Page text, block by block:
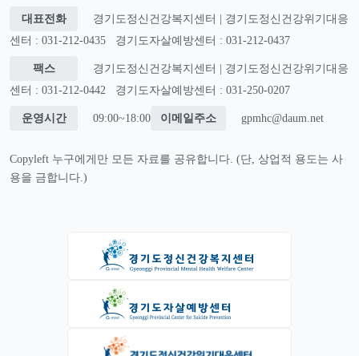
대표전화
경기도정신건강복지센터 | 경기도정신건강위기대응
센터 : 031-212-0435
경기도자살예방센터 : 031-212-0437
팩스
경기도정신건강복지센터 | 경기도정신건강위기대응
센터 : 031-212-0442
경기도자살예방센터 : 031-250-0207
운영시간 09:00~18:00 이메일주소 gpmhc@daum.net
Copyleft 누구에게만 모든 자료를 공유합니다. (단, 상업적 용도는 사
용을 금합니다.)